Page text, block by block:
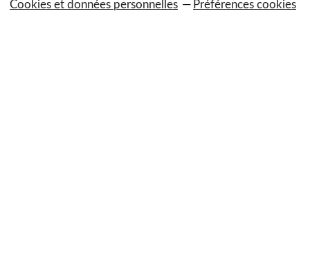
Cookies et données personnelles Préférences cookies